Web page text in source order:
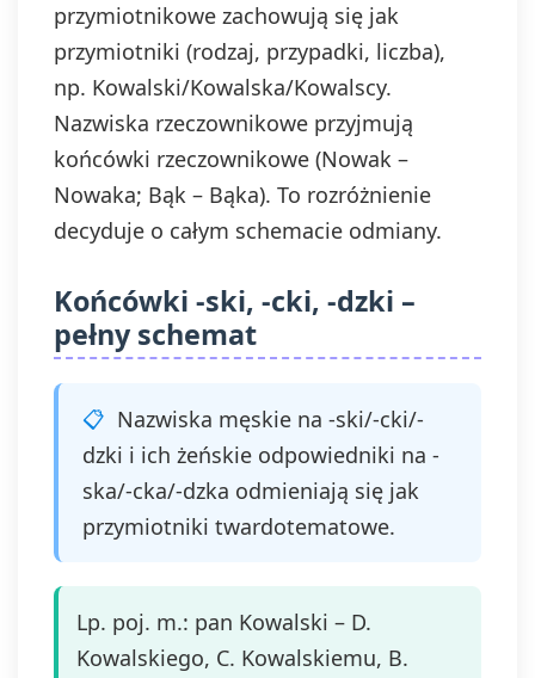
przymiotnikowe zachowują się jak
przymiotniki (rodzaj, przypadki, liczba),
np. Kowalski/Kowalska/Kowalscy.
Nazwiska rzeczownikowe przyjmują
końcówki rzeczownikowe (Nowak –
Nowaka; Bąk – Bąka). To rozróżnienie
decyduje o całym schemacie odmiany.
Końcówki -ski, -cki, -dzki –
pełny schemat
Nazwiska męskie na -ski/-cki/-
dzki i ich żeńskie odpowiedniki na -
ska/-cka/-dzka odmieniają się jak
przymiotniki twardotematowe.
Lp. poj. m.: pan Kowalski – D.
Kowalskiego, C. Kowalskiemu, B.